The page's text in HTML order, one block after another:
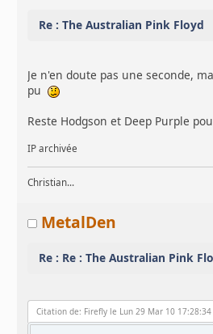
Re : The Australian Pink Floyd
Je n'en doute pas une seconde,
pu
Reste Hodgson et Deep Purple
IP archivée
Christian...
MetalDen
Re : Re : The Australian Pink
Citation de: Firefly le Lun 29 Mar 10 17:28:34